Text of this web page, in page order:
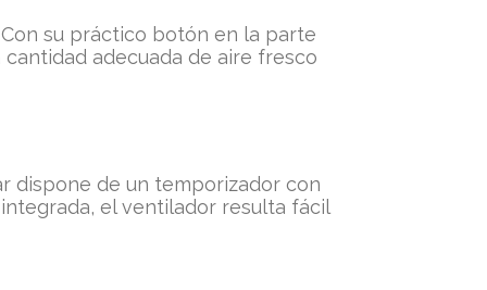
su práctico botón en la parte
adecuada de aire fresco
dispone de un temporizador con
el ventilador resulta fácil